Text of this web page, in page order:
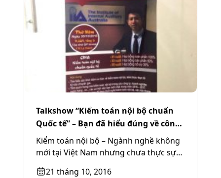
Talkshow “Kiểm toán nội bộ chuẩn
Quốc tế” – Bạn đã hiểu đúng về công
việc này chưa?
Kiểm toán nội bộ – Ngành nghề không
mới tại Việt Nam nhưng chưa thực sự
được công nhận với...
21 tháng 10, 2016